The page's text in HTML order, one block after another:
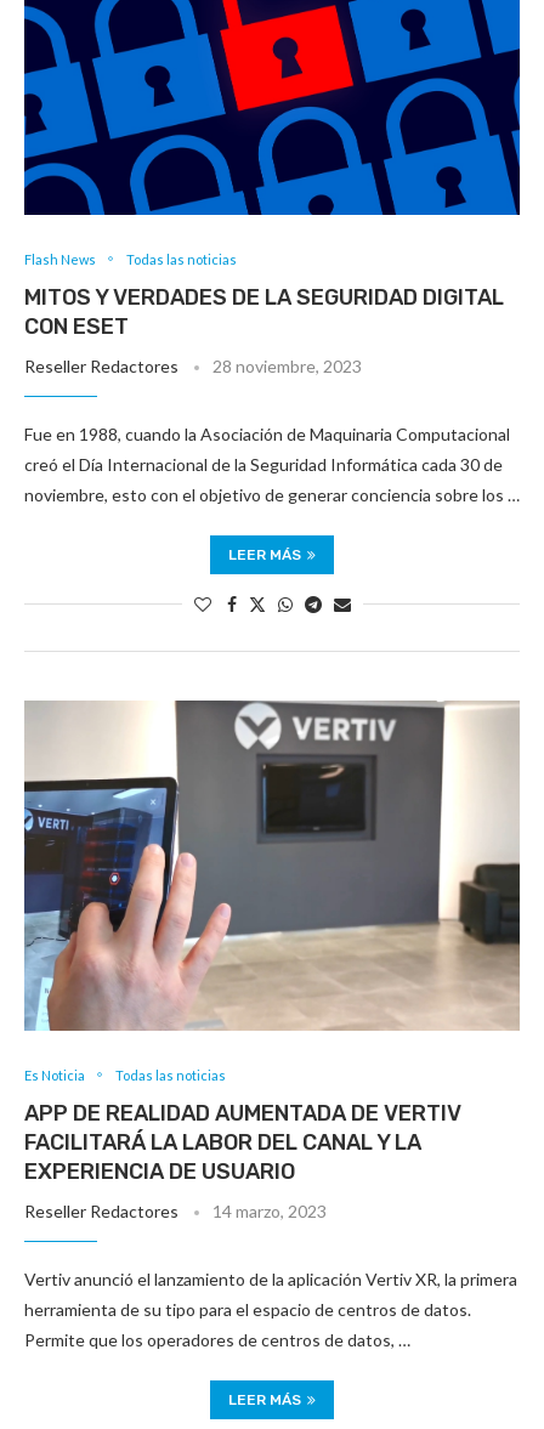
Flash News Todas las noticias
MITOS Y VERDADES DE LA SEGURIDAD DIGITAL
CON ESET
Reseller Redactores 28 noviembre, 2023
Fue en 1988, cuando la Asociación de Maquinaria Computacional
creó el Día Internacional de la Seguridad Informática cada 30 de
noviembre, esto con el objetivo de generar conciencia sobre los …
LEER MÁS
Es Noticia Todas las noticias
APP DE REALIDAD AUMENTADA DE VERTIV
FACILITARÁ LA LABOR DEL CANAL Y LA
EXPERIENCIA DE USUARIO
Reseller Redactores 14 marzo, 2023
Vertiv anunció el lanzamiento de la aplicación Vertiv XR, la primera
herramienta de su tipo para el espacio de centros de datos.
Permite que los operadores de centros de datos, …
LEER MÁS